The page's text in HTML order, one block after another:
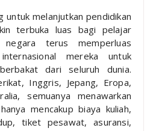
untuk melanjutkan pendidikan
terbuka luas bagi pelajar
negara terus memperluas
mereka untuk
dari seluruh dunia.
Inggris, Jepang, Eropa,
semuanya menawarkan
mencakup biaya kuliah,
tiket pesawat, asuransi,